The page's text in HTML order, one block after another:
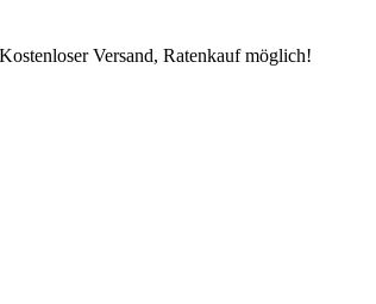
Versand, Ratenkauf möglich!